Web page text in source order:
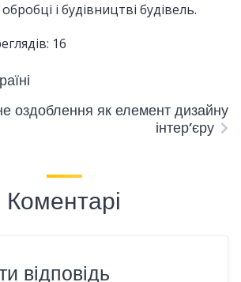
і будівництві будівель.
16
оздоблення як елемент дизайну
інтер’єру
Коментарі
відповідь